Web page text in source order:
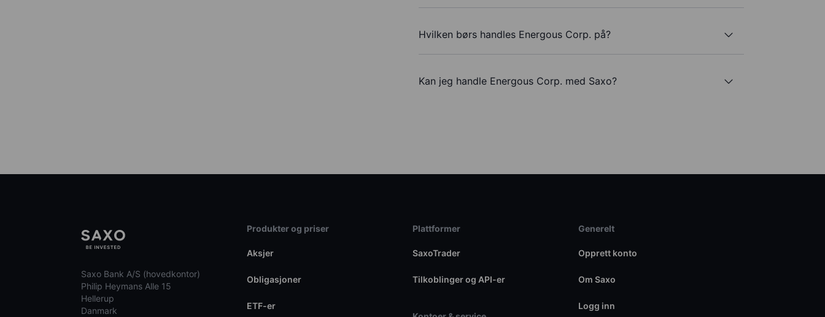
Hvilken børs handles Energous Corp. på?
Kan jeg handle Energous Corp. med Saxo?
Saxo Bank A/S (hovedkontor)
Philip Heymans Alle 15
Hellerup
Danmark
Produkter og priser
Aksjer
Obligasjoner
ETF-er
Plattformer
SaxoTrader
Tilkoblinger og API-er
Generelt
Opprett konto
Om Saxo
Logg inn